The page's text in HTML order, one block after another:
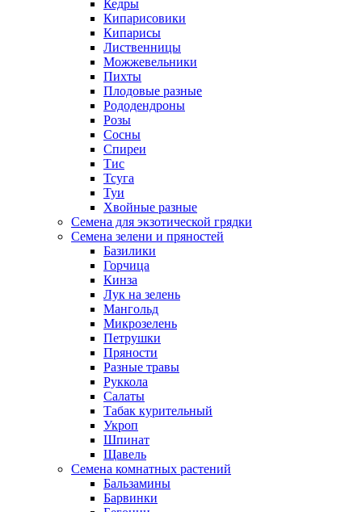
Кедры
Кипарисовики
Кипарисы
Лиственницы
Можжевельники
Пихты
Плодовые разные
Рододендроны
Розы
Сосны
Спиреи
Тис
Тсуга
Туи
Хвойные разные
Семена для экзотической грядки
Семена зелени и пряностей
Базилики
Горчица
Кинза
Лук на зелень
Мангольд
Микрозелень
Петрушки
Пряности
Разные травы
Руккола
Салаты
Табак курительный
Укроп
Шпинат
Щавель
Семена комнатных растений
Бальзамины
Барвинки